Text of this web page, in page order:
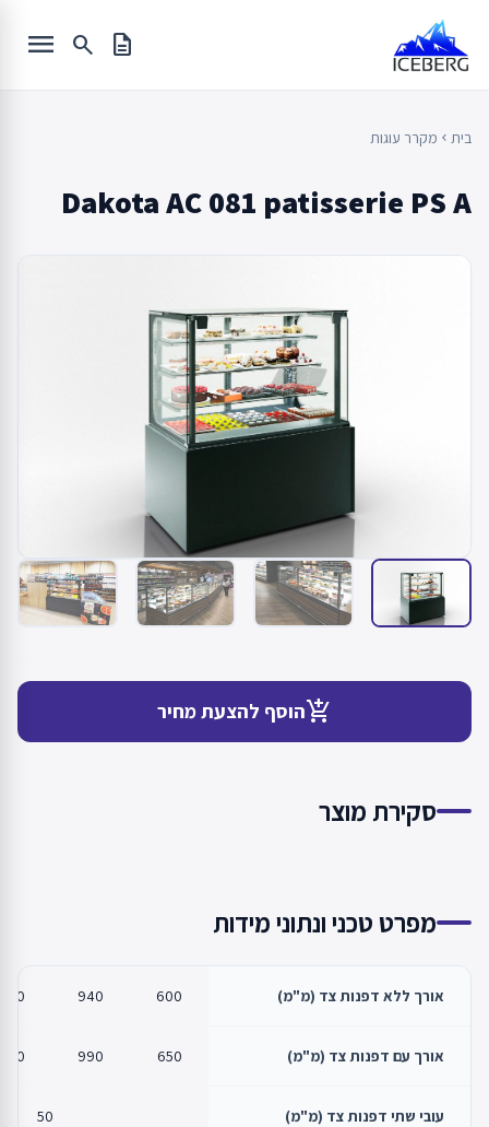
content
description
search
menu
בית chevron_left מקרר עוגות
Dakota AC 081 patisserie PS A
add_shopping_cartהוסף להצעת מחיר
סקירת מוצר
מפרט טכני ונתוני מידות
אורך ללא דפנות צד (מ"מ) 600
940
אורך עם דפנות צד (מ"מ) 650
990
עובי שתי דפנות צד (מ"מ) 50